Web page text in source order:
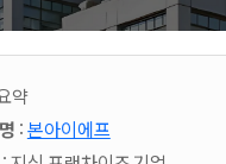
약
: 본아이에프